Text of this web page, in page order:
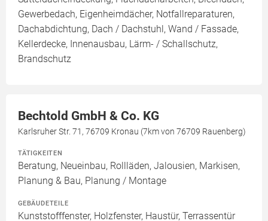
Gewerbedach, Eigenheimdächer, Notfallreparaturen,
Dachabdichtung, Dach / Dachstuhl, Wand / Fassade,
Kellerdecke, Innenausbau, Lärm- / Schallschutz,
Brandschutz
Bechtold GmbH & Co. KG
Karlsruher Str. 71, 76709 Kronau (7km von 76709 Rauenberg)
TÄTIGKEITEN
Beratung, Neueinbau, Rollläden, Jalousien, Markisen,
Planung & Bau, Planung / Montage
GEBÄUDETEILE
Kunststofffenster, Holzfenster, Haustür, Terrassentür